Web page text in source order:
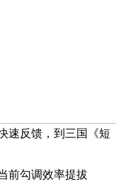
速反馈，到三国《短
勾调效率提拔